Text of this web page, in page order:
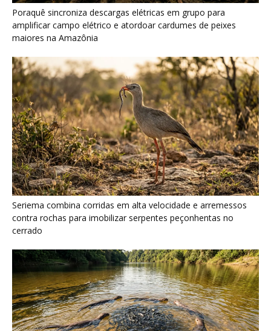
Seriema combina corridas em alta velocidade e arremessos
contra rochas para imobilizar serpentes peçonhentas no
cerrado
Ariranha sincroniza caça coletiva com vocalização subaquática
e cerca cardumes em rios rasos da Amazônia